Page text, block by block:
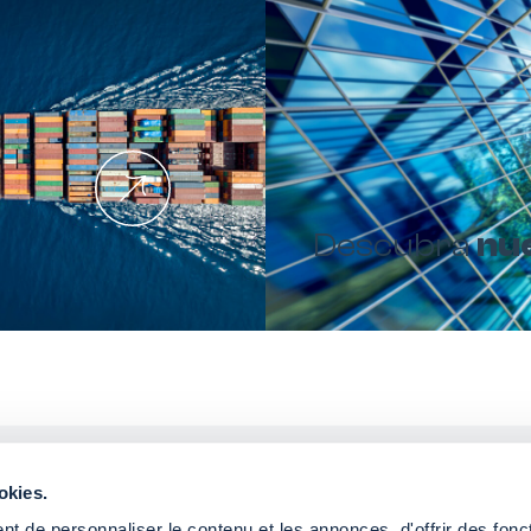
Descubra
Quiere compartir